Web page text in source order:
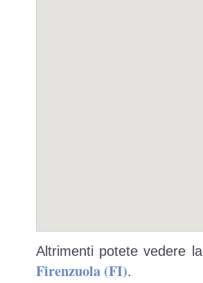
Altrimenti potete vedere la
Firenzuola (FI).